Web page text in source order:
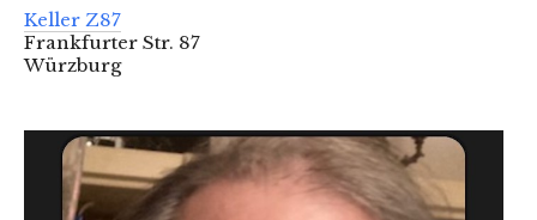
Keller Z87
Frankfurter Str. 87
Würzburg